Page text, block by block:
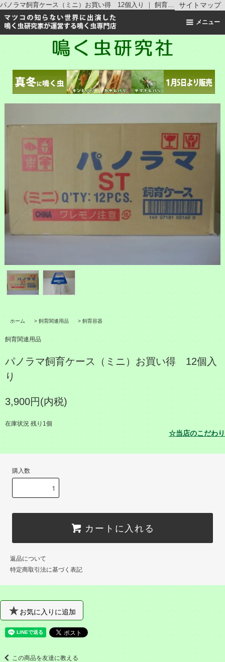
パノラマ飼育ケース（ミニ）お買い得 12個入り ｜ 飼育関連用品 ｜鳴く虫研究社 | スズムシ マツムシ キリギリス 通販 サイトマップ
メニュー
ホーム > 飼育関連用品 > 飼育容器
飼育関連用品
パノラマ飼育ケース（ミニ）お買い得 12個入
り
3,900円(内税)
在庫状況 残り1個
☆当店のこだわり
購入数
カートに入れる
返品について
特定商取引法に基づく表記
お気に入りに追加
この商品を友達に教える